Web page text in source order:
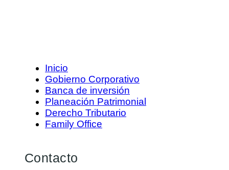
Inicio
Gobierno Corporativo
Banca de inversión
Planeación Patrimonial
Derecho Tributario
Family Office
Contacto